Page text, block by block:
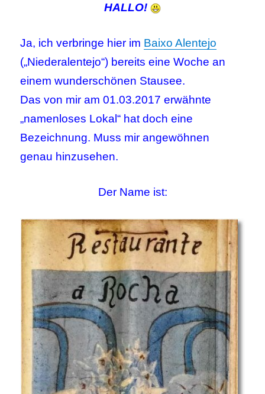
HALLO!
Ja, ich verbringe hier im Baixo Alentejo
(„Niederalentejo“) bereits eine Woche an
einem wunderschönen Stausee.
Das von mir am 01.03.2017 erwähnte
„namenloses Lokal“ hat doch eine
Bezeichnung. Muss mir angewöhnen
genau hinzusehen.
Der Name ist: